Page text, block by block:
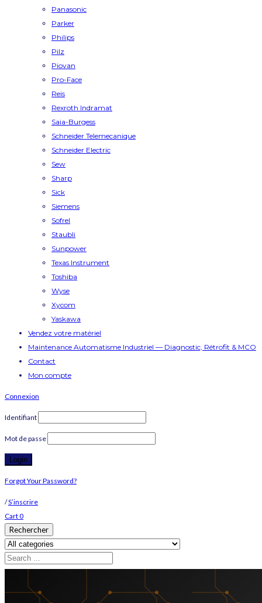
Panasonic
Parker
Philips
Pilz
Piovan
Pro-Face
Reis
Rexroth Indramat
Saia-Burgess
Schneider Telemecanique
Schneider Electric
Sew
Sharp
Sick
Siemens
Sofrel
Staubli
Sunpower
Texas Instrument
Toshiba
Wyse
Xycom
Yaskawa
Vendez votre matériel
Maintenance Automatisme Industriel — Diagnostic, Rétrofit & MCO
Contact
Mon compte
Connexion
Identifiant
Mot de passe
Forgot Your Password?
/S’inscrire
Cart0
Rechercher